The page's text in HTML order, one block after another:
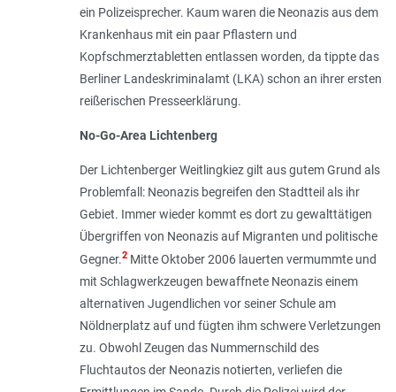
ein Polizeisprecher. Kaum waren die Neonazis aus dem
Krankenhaus mit ein paar Pflastern und
Kopfschmerztabletten entlassen worden, da tippte das
Berliner Landeskriminalamt (LKA) schon an ihrer ersten
reißerischen Presseerklärung.
No-Go-Area Lichtenberg
Der Lichtenberger Weitlingkiez gilt aus gutem Grund als
Problemfall: Neonazis begreifen den Stadtteil als ihr
Gebiet. Immer wieder kommt es dort zu gewalttätigen
Übergriffen von Neonazis auf Migranten und politische
Gegner.2Mitte Oktober 2006 lauerten vermummte und
mit Schlagwerkzeugen bewaffnete Neonazis einem
alternativen Jugendlichen vor seiner Schule am
Nöldnerplatz auf und fügten ihm schwere Verletzungen
zu. Obwohl Zeugen das Nummernschild des
Fluchtautos der Neonazis notierten, verliefen die